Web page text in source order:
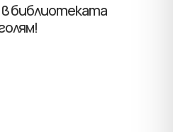
библиотеката